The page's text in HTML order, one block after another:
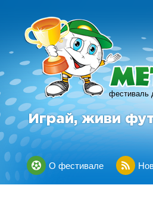
фестиваль
Играй, живи
О фестивале